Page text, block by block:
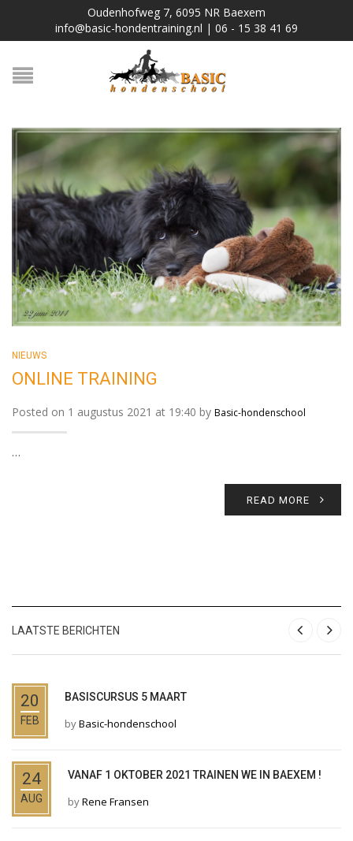
Oudenhofweg 7, 6095 NR Baexem
info@basic-hondentraining.nl | 06 - 15 38 41 69
NIEUWS
ONLINE TRAINING
Posted on 1 augustus 2021 at 19:40 by Basic-hondenschool
…
READ MORE
LAATSTE BERICHTEN
20
FEB
BASISCURSUS 5 MAART
byBasic-hondenschool
24
AUG
VANAF 1 OKTOBER 2021 TRAINEN WE IN BAEXEM !
byRene Fransen